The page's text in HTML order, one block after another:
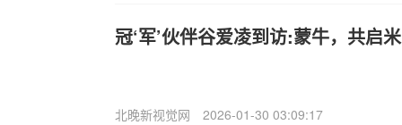
冠‘军’伙伴谷爱凌到访:蒙牛，共启
北晚新视觉网 2026-01-30 03:09:17